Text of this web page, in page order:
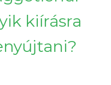
kiírásra